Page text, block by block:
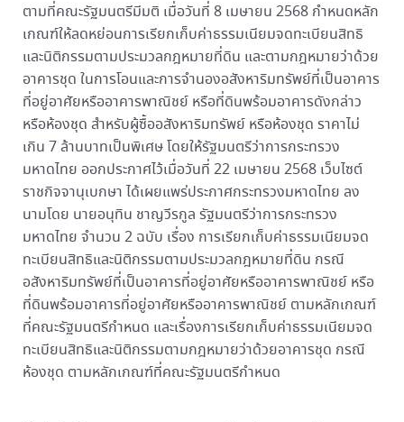
ตามที่คณะรัฐมนตรีมีมติ เมื่อวันที่ 8 เมษายน 2568 กำหนดหลัก
เกณฑ์ให้ลดหย่อนการเรียกเก็บค่าธรรมเนียมจดทะเบียนสิทธิ
และนิติกรรมตามประมวลกฎหมายที่ดิน และตามกฎหมายว่าด้วย
อาคารชุด ในการโอนและการจำนองอสังหาริมทรัพย์ที่เป็นอาคาร
ที่อยู่อาศัยหรืออาคารพาณิชย์ หรือที่ดินพร้อมอาคารดังกล่าว
หรือห้องชุด สำหรับผู้ซื้ออสังหาริมทรัพย์ หรือห้องชุด ราคาไม่
เกิน 7 ล้านบาทเป็นพิเศษ โดยให้รัฐมนตรีว่าการกระทรวง
มหาดไทย ออกประกาศไว้เมื่อวันที่ 22 เมษายน 2568 เว็บไซต์
ราชกิจจานุเบกษา ได้เผยแพร่ประกาศกระทรวงมหาดไทย ลง
นามโดย นายอนุทิน ชาญวีรกูล รัฐมนตรีว่าการกระทรวง
มหาดไทย จำนวน 2 ฉบับ เรื่อง การเรียกเก็บค่าธรรมเนียมจด
ทะเบียนสิทธิและนิติกรรมตามประมวลกฎหมายที่ดิน กรณี
อสังหาริมทรัพย์ที่เป็นอาคารที่อยู่อาศัยหรืออาคารพาณิชย์ หรือ
ที่ดินพร้อมอาคารที่อยู่อาศัยหรืออาคารพาณิชย์ ตามหลักเกณฑ์
ที่คณะรัฐมนตรีกำหนด และเรื่องการเรียกเก็บค่าธรรมเนียมจด
ทะเบียนสิทธิและนิติกรรมตามกฎหมายว่าด้วยอาคารชุด กรณี
ห้องชุด ตามหลักเกณฑ์ที่คณะรัฐมนตรีกำหนด